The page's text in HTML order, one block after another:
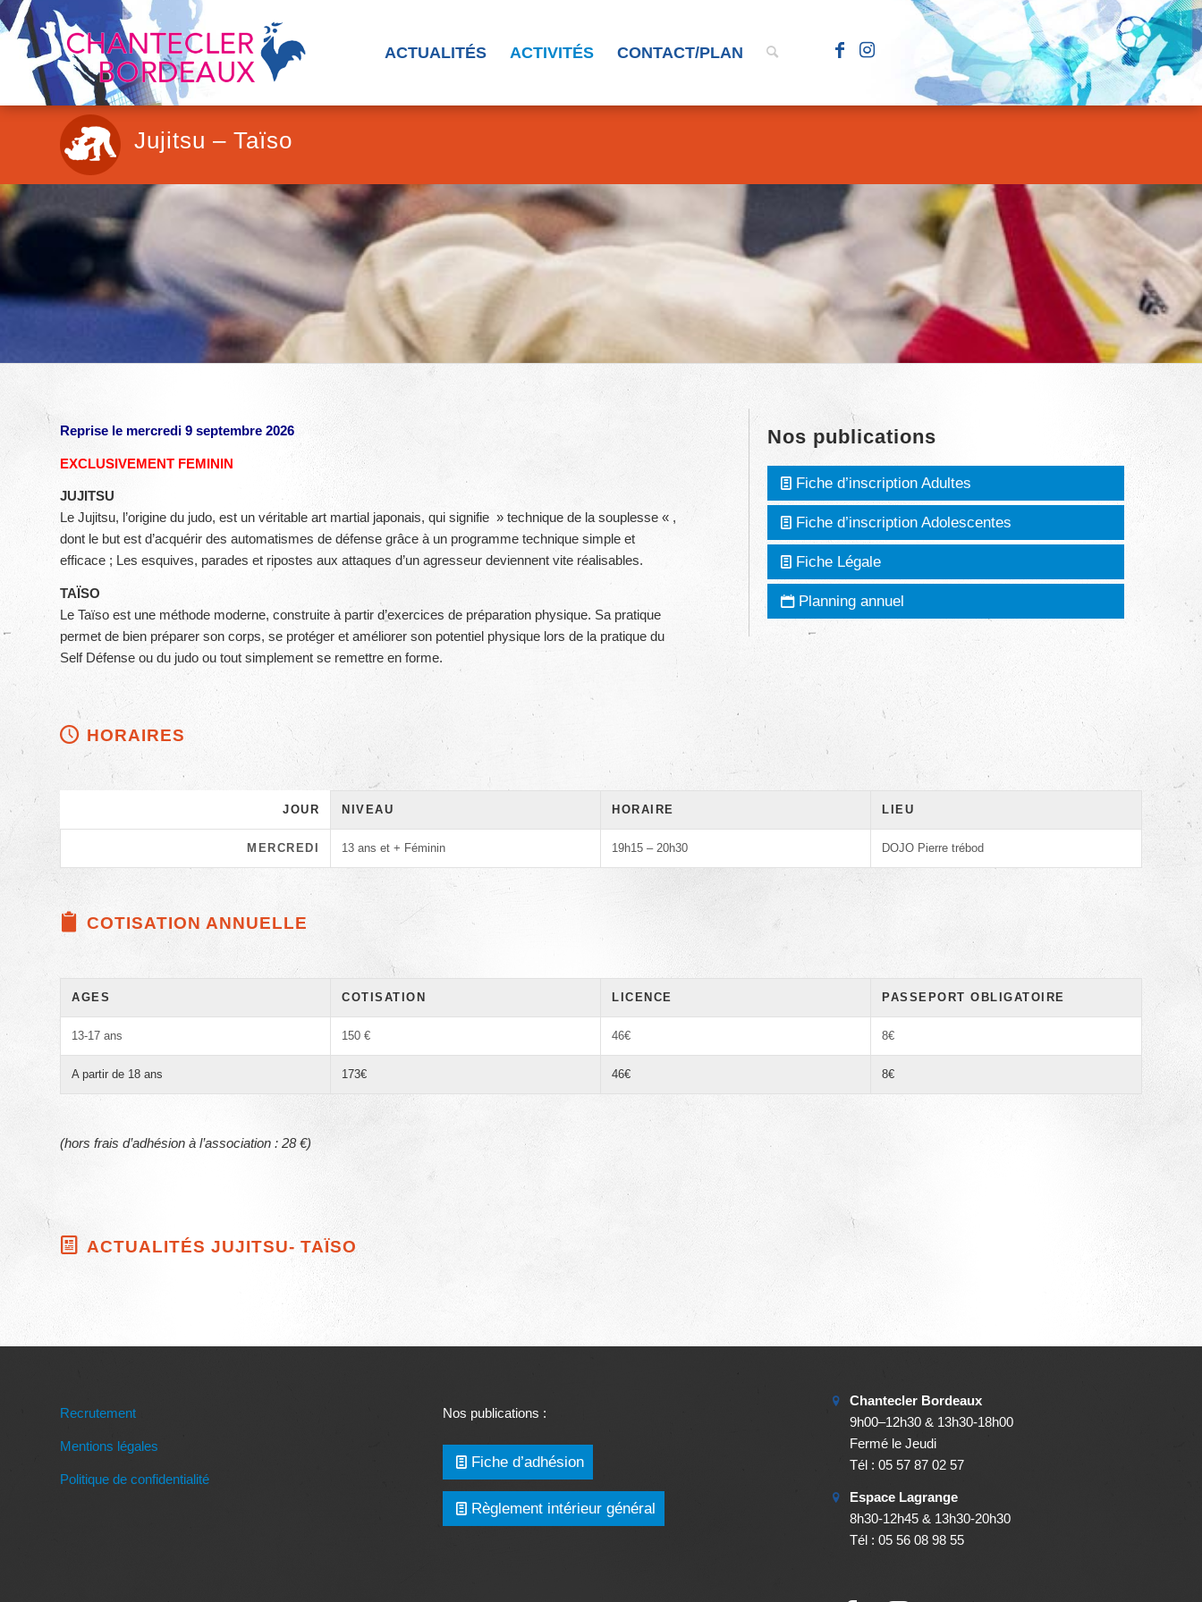
ACTUALITÉS ACTIVITÉS CONTACT/PLAN
Jujitsu – Taïso
Reprise le mercredi 9 septembre 2026
EXCLUSIVEMENT FEMININ
JUJITSU
Le Jujitsu, l’origine du judo, est un véritable art martial japonais, qui signifie » technique de la souplesse « ,
dont le but est d’acquérir des automatismes de défense grâce à un programme technique simple et
efficace ; Les esquives, parades et ripostes aux attaques d’un agresseur deviennent vite réalisables.
TAÏSO
Le Taïso est une méthode moderne, construite à partir d’exercices de préparation physique. Sa pratique
permet de bien préparer son corps, se protéger et améliorer son potentiel physique lors de la pratique du
Self Défense ou du judo ou tout simplement se remettre en forme.
Nos publications
Fiche d’inscription Adultes
Fiche d’inscription Adolescentes
Fiche Légale
Planning annuel
HORAIRES
JOUR NIVEAU HORAIRE LIEU
MERCREDI 13 ans et + Féminin 19h15 – 20h30 DOJO Pierre trébod
COTISATION ANNUELLE
AGES COTISATION LICENCE PASSEPORT OBLIGATOIRE
13-17 ans 150 € 46€ 8€
A partir de 18 ans 173€ 46€ 8€
(hors frais d’adhésion à l’association : 28 €)
ACTUALITÉS JUJITSU- TAÏSO
Recrutement
Mentions légales
Politique de confidentialité
Nos publications :
Fiche d’adhésion
Règlement intérieur général
Chantecler Bordeaux
9h00–12h30 & 13h30-18h00
Fermé le Jeudi
Tél : 05 57 87 02 57
Espace Lagrange
8h30-12h45 & 13h30-20h30
Tél : 05 56 08 98 55